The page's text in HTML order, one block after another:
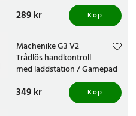
Pris:289 kr
289 kr Köp
Machenike G3 V2
Trådlös handkontroll
med laddstation / Gamepad
Pris:349 kr
349 kr Köp